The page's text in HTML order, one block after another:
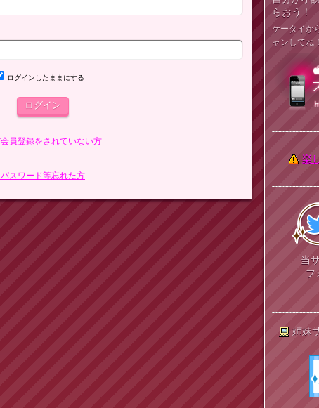
ログインしたままにする
員登録をされていない方
スワード等忘れた方
らおう！
ケータイか
ャンしてね
楽
当
フ
姉妹